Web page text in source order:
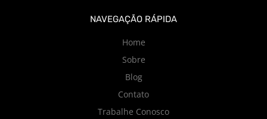
NAVEGAÇÃO RÁPIDA
Home
Sobre
Blog
Contato
Trabalhe Conosco